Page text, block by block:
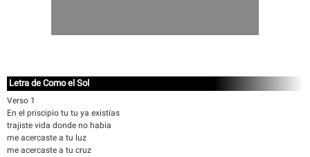
Letra de Como el Sol
Verso 1
En el priscipio tu tu ya existías
trajiste vida donde no habia
me acercaste a tu luz
me acercaste a tu cruz